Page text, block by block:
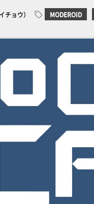
チョウ） MODEROID